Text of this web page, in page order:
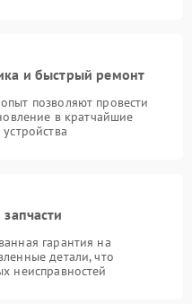
и быстрый ремонт
позволяют провести
в кратчайшие
гарантия на
детали, что
неисправностей